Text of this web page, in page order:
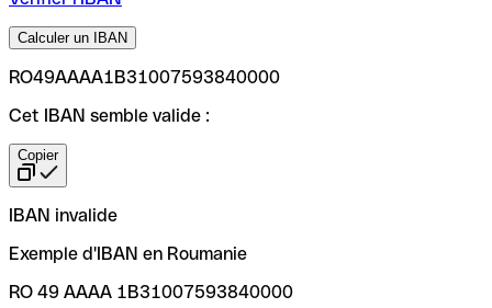
Calculer un IBAN
RO49AAAA1B31007593840000
Cet IBAN semble valide :
Copier
IBAN invalide
Exemple d'IBAN en Roumanie
RO 49 AAAA 1B31007593840000